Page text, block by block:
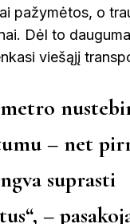
pažymėtos, o
Dėl to
viešąjį
– net
suprasti
–